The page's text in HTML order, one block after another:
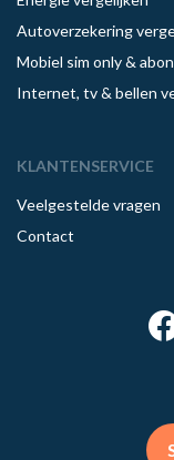
Autoverzekering
Mobiel sim only &
Internet, tv & bellen
KLANTENSERVICE
Veelgestelde vragen
Contact